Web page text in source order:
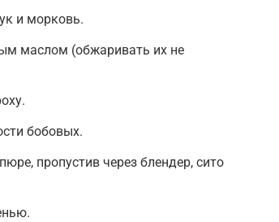
и морковь.
маслом (обжаривать их не
бобовых.
пропустив через блендер, сито